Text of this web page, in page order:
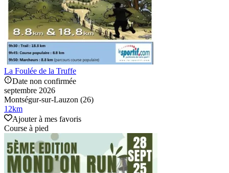
La Foulée de la Truffe
Date non confirmée
septembre 2026
Montségur-sur-Lauzon (26)
12km
Ajouter à mes favoris
Course à pied